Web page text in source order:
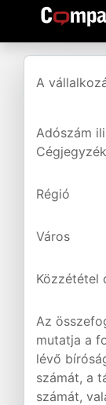
A
Adószám ili
Régió
Város
Közzététel
Az
mutatja a
lévő
számát, a
számát,